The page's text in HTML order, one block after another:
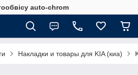
auto-chrom
Накладки и товары для KIA (киа)